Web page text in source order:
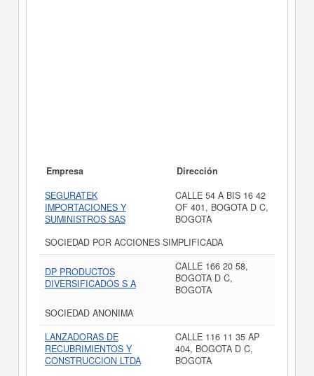
Empresa
Dirección
SEGURATEK
IMPORTACIONES Y
SUMINISTROS SAS
CALLE 54 A BIS 16 42
OF 401, BOGOTA D C,
BOGOTA
SOCIEDAD POR ACCIONES SIMPLIFICADA
DP PRODUCTOS
DIVERSIFICADOS S A
CALLE 166 20 58,
BOGOTA D C,
BOGOTA
SOCIEDAD ANONIMA
LANZADORAS DE
RECUBRIMIENTOS Y
CONSTRUCCION LTDA
CALLE 116 11 35 AP
404, BOGOTA D C,
BOGOTA